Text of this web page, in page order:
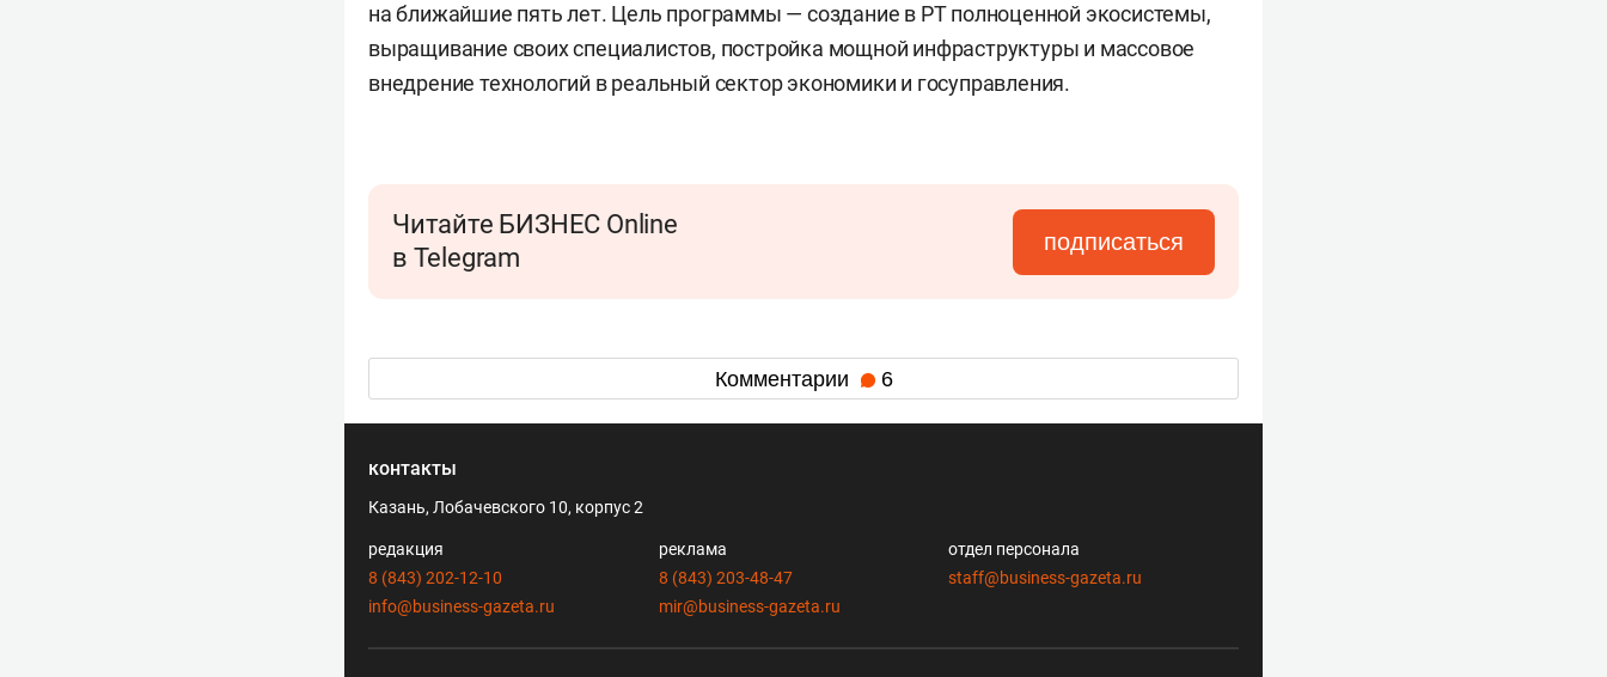
на ближайшие пять лет. Цель программы — создание в РТ полноценной экосистемы,
выращивание своих специалистов, постройка мощной инфраструктуры и массовое
внедрение технологий в реальный сектор экономики и госуправления.
Читайте БИЗНЕС Online
в Telegram
подписаться
Комментарии 6
контакты
Казань, Лобачевского 10, корпус 2
редакция
8 (843) 202-12-10
info@business-gazeta.ru
реклама
8 (843) 203-48-47
mir@business-gazeta.ru
отдел персонала
staff@business-gazeta.ru